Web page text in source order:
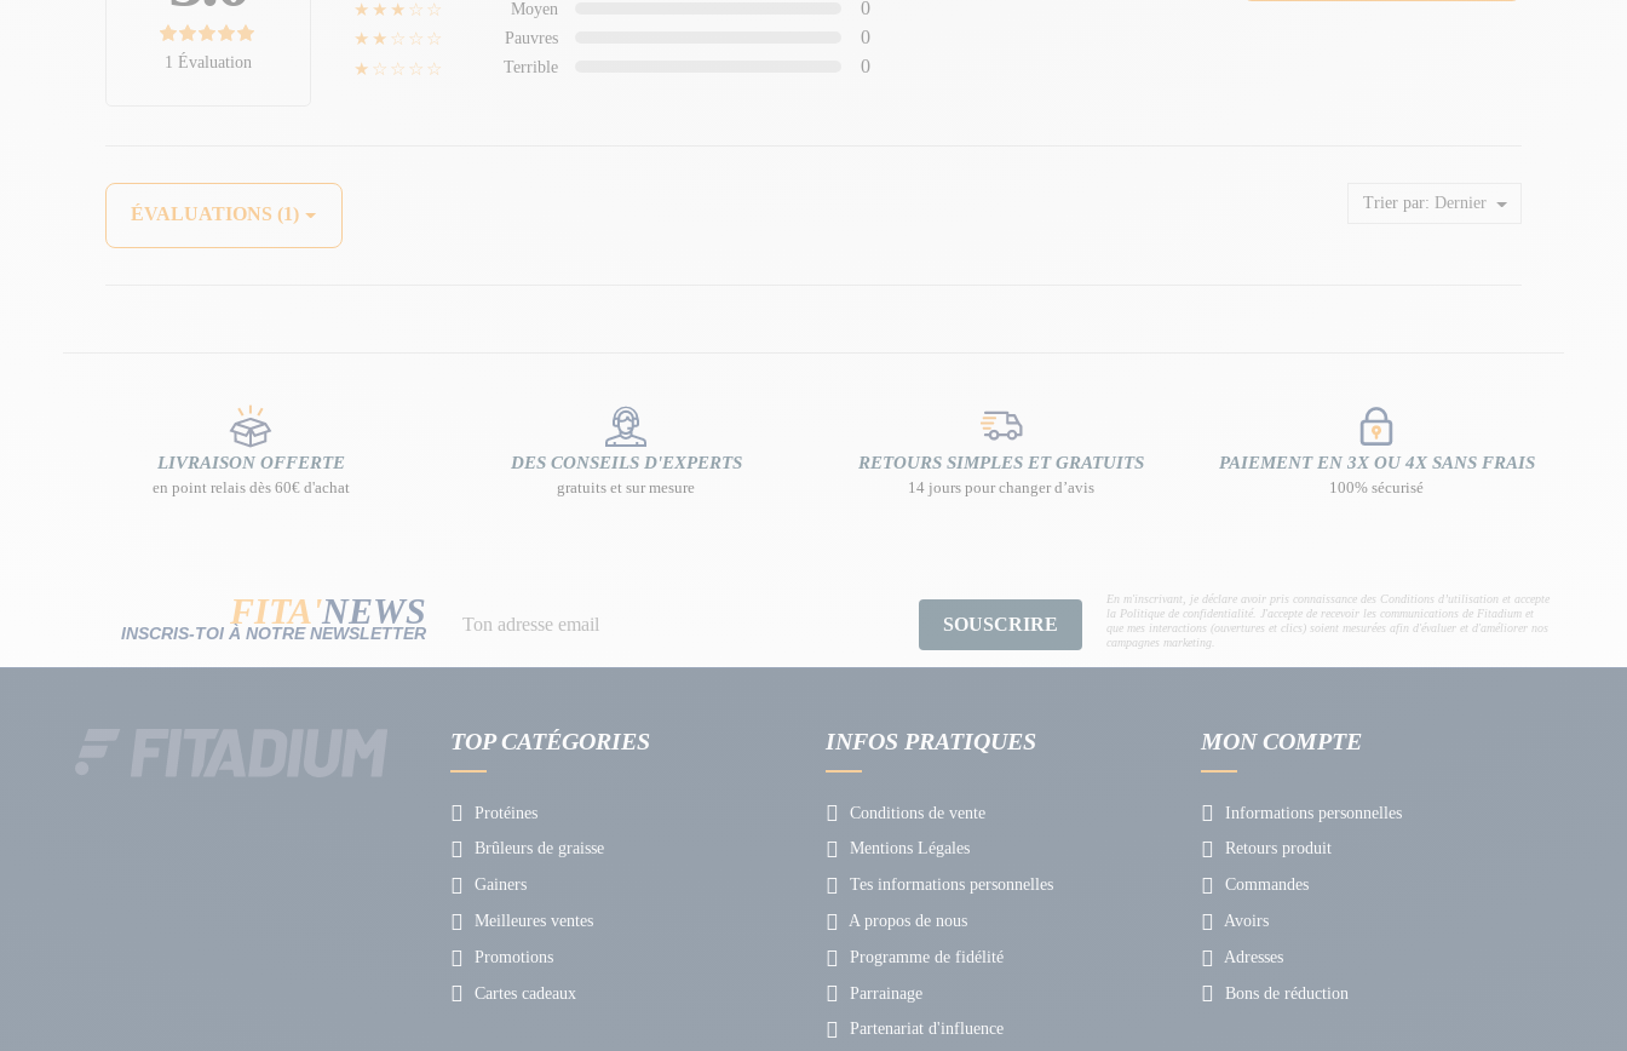
1 Évaluation
★★★☆☆
Moyen
0
★★☆☆☆
Pauvres
0
★☆☆☆☆
Terrible 0
ÉVALUATIONS (1)
Trier par: Dernier
LIVRAISON OFFERTE
en point relais dès 60€ d'achat
DES CONSEILS D'EXPERTS
gratuits et sur mesure
RETOURS SIMPLES ET GRATUITS
14 jours pour changer d’avis
PAIEMENT EN 3X OU 4X SANS FRAIS
100% sécurisé
FITA'NEWS
INSCRIS-TOI À NOTRE NEWSLETTER SOUSCRIRE
En m'inscrivant, je déclare avoir pris connaissance des Conditions d’utilisation et accepte
la Politique de confidentialité. J'accepte de recevoir les communications de Fitadium et
que mes interactions (ouvertures et clics) soient mesurées afin d'évaluer et d'améliorer nos
campagnes marketing.
TOP CATÉGORIES
Protéines
Brûleurs de graisse
Gainers
Meilleures ventes
Promotions
Cartes cadeaux
INFOS PRATIQUES
Conditions de vente
Mentions Légales
Tes informations personnelles
A propos de nous
Programme de fidélité
Parrainage
Partenariat d'influence
MON COMPTE
Informations personnelles
Retours produit
Commandes
Avoirs
Adresses
Bons de réduction